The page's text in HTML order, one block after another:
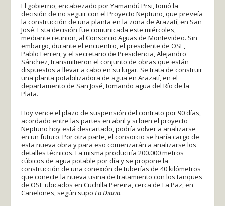
El gobierno, encabezado por Yamandú Prsi, tomó la
decisión de no seguir con el Proyecto Neptuno, que preveía
la construcción de una planta en la zona de Arazatí, en San
José. Esta decisión fue comunicada este miércoles,
mediante reunion, al Consorcio Aguas de Montevideo. Sin
embargo, durante el encuentro, el presidente de OSE,
Pablo Ferreri, y el secretario de Presidencia, Alejandro
Sánchez, transmitieron el conjunto de obras que están
dispuestos a llevar a cabo en su lugar. Se trata de construir
una planta potabilizadora de agua en Arazatí, en el
departamento de San José, tomando agua del Río de la
Plata.
Hoy vence el plazo de suspensión del contrato por 90 días,
acordado entre las partes en abril y si bien el proyecto
Neptuno hoy está descartado, podría volver a analizarse
en un futuro. Por otra parte, el consorcio se haría cargo de
esta nueva obra y para eso comenzarán a analizarse los
detalles técnicos. La misma produciría 200.000 metros
cúbicos de agua potable por día y se propone la
construcción de una conexión de tuberías de 40 kilómetros
que conecte la nueva usina de tratamiento con los tanques
de OSE ubicados en Cuchilla Pereira, cerca de La Paz, en
Canelones, según supoLa Diaria.